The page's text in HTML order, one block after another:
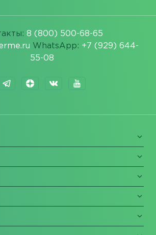
8 (800) 500-68-65
WhatsApp: +7 (929) 644-
55-08